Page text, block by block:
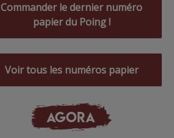
Commander le dernier numéro
papier du Poing !
Voir tous les numéros papier
AGORA